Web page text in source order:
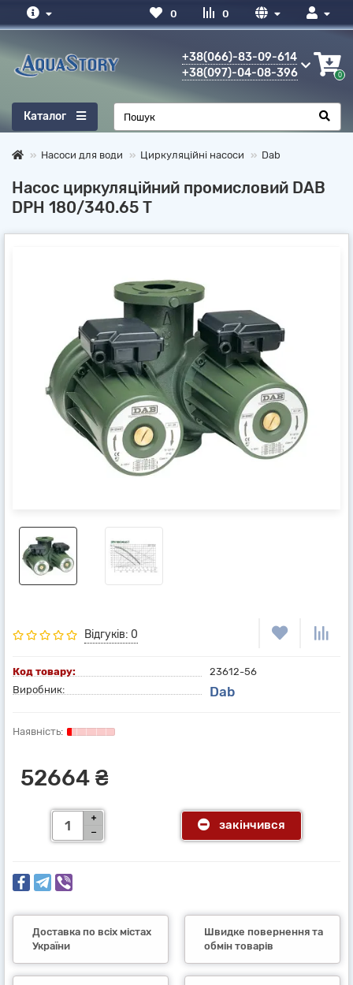
0
0
+38(066)-83-09-614
+38(097)-04-08-396
0
Каталог
Насоси для води Циркуляційні насоси Dab
Насос циркуляційний промисловий DAB
DPH 180/340.65 T
Відгуків: 0
Код товару:
23612-56
Виробник:
Dab
52664 ₴
закінчився
Доставка по всіх містах
України
Швидке повернення та
обмін товарів